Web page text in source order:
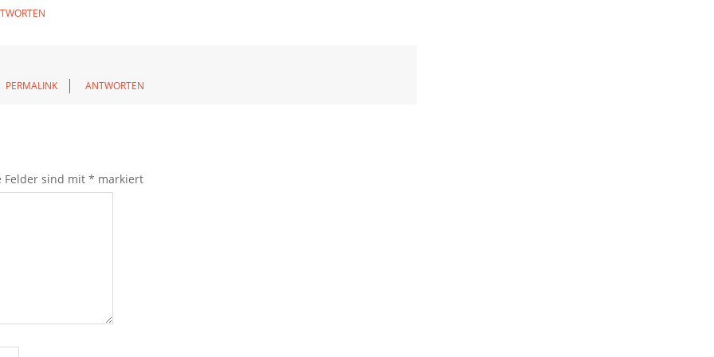
PERMALINK ANTWORTEN
Felder sind mit * markiert